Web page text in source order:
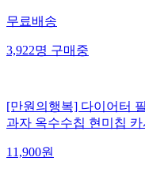
무료배송
3,922명 구매중
[만원의행복] 다이어터
과자 옥수수칩 현미칩
11,900원